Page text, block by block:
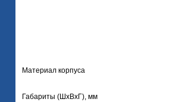
Материал корпуса
Габариты (ШхВхГ), мм